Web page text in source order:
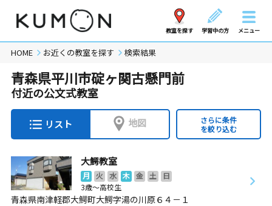
教室を探す 学習中の方 メニュー
HOME お近くの教室を探す 検索結果
青森県平川市碇ヶ関古懸門前
付近の公文式教室
リスト 地図
さらに条件
を絞り込む
大鰐教室
月 火 水 木 金 土
日
3歳～高校生
青森県南津軽郡大鰐町大鰐字湯の川原６４－１